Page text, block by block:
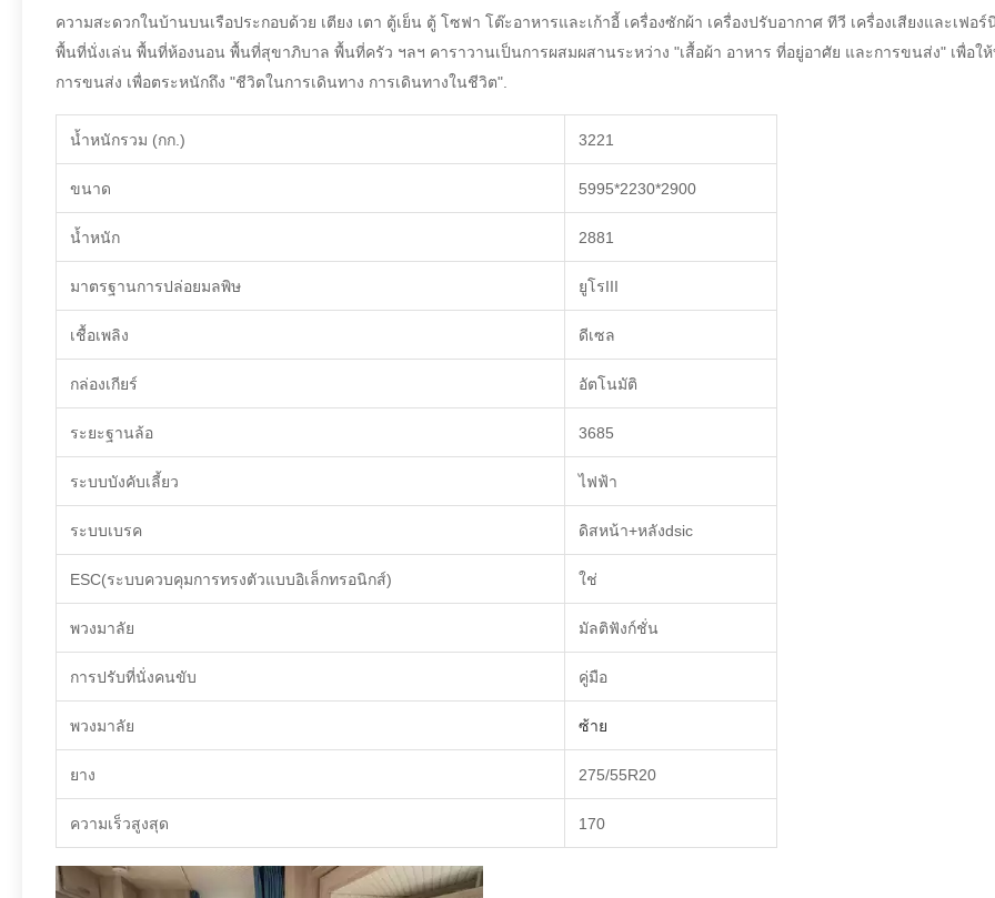
ความสะดวกในบ้านบนเรือประกอบด้วย เตียง เตา ตู้เย็น ตู้ โซฟา โต๊ะอาหารและเก้าอี้ เครื่องซักผ้า เครื่องปรับอากาศ ทีวี เครื่องเสียงและเฟ
พื้นที่นั่งเล่น พื้นที่ห้องนอน พื้นที่สุขาภิบาล พื้นที่ครัว ฯลฯ คาราวานเป็นการผสมผสานระหว่าง "เสื้อผ้า อาหาร ที่อยู่อาศัย และการขนส่ง" เพื่
การขนส่ง เพื่อตระหนักถึง "ชีวิตในการเดินทาง การเดินทางในชีวิต".
น้ำหนักรวม (กก.) 3221
ขนาด 5995*2230*2900
น้ำหนัก 2881
มาตรฐานการปล่อยมลพิษ ยูโรIII
เชื้อเพลิง ดีเซล
กล่องเกียร์ อัตโนมัติ
ระยะฐานล้อ 3685
ระบบบังคับเลี้ยว ไฟฟ้า
ระบบเบรค ดิสหน้า+หลังdsic
ESC(ระบบควบคุมการทรงตัวแบบอิเล็กทรอนิกส์) ใช่
พวงมาลัย มัลติฟังก์ชั่น
การปรับที่นั่งคนขับ คู่มือ
พวงมาลัย ซ้าย
ยาง 275/55R20
ความเร็วสูงสุด 170